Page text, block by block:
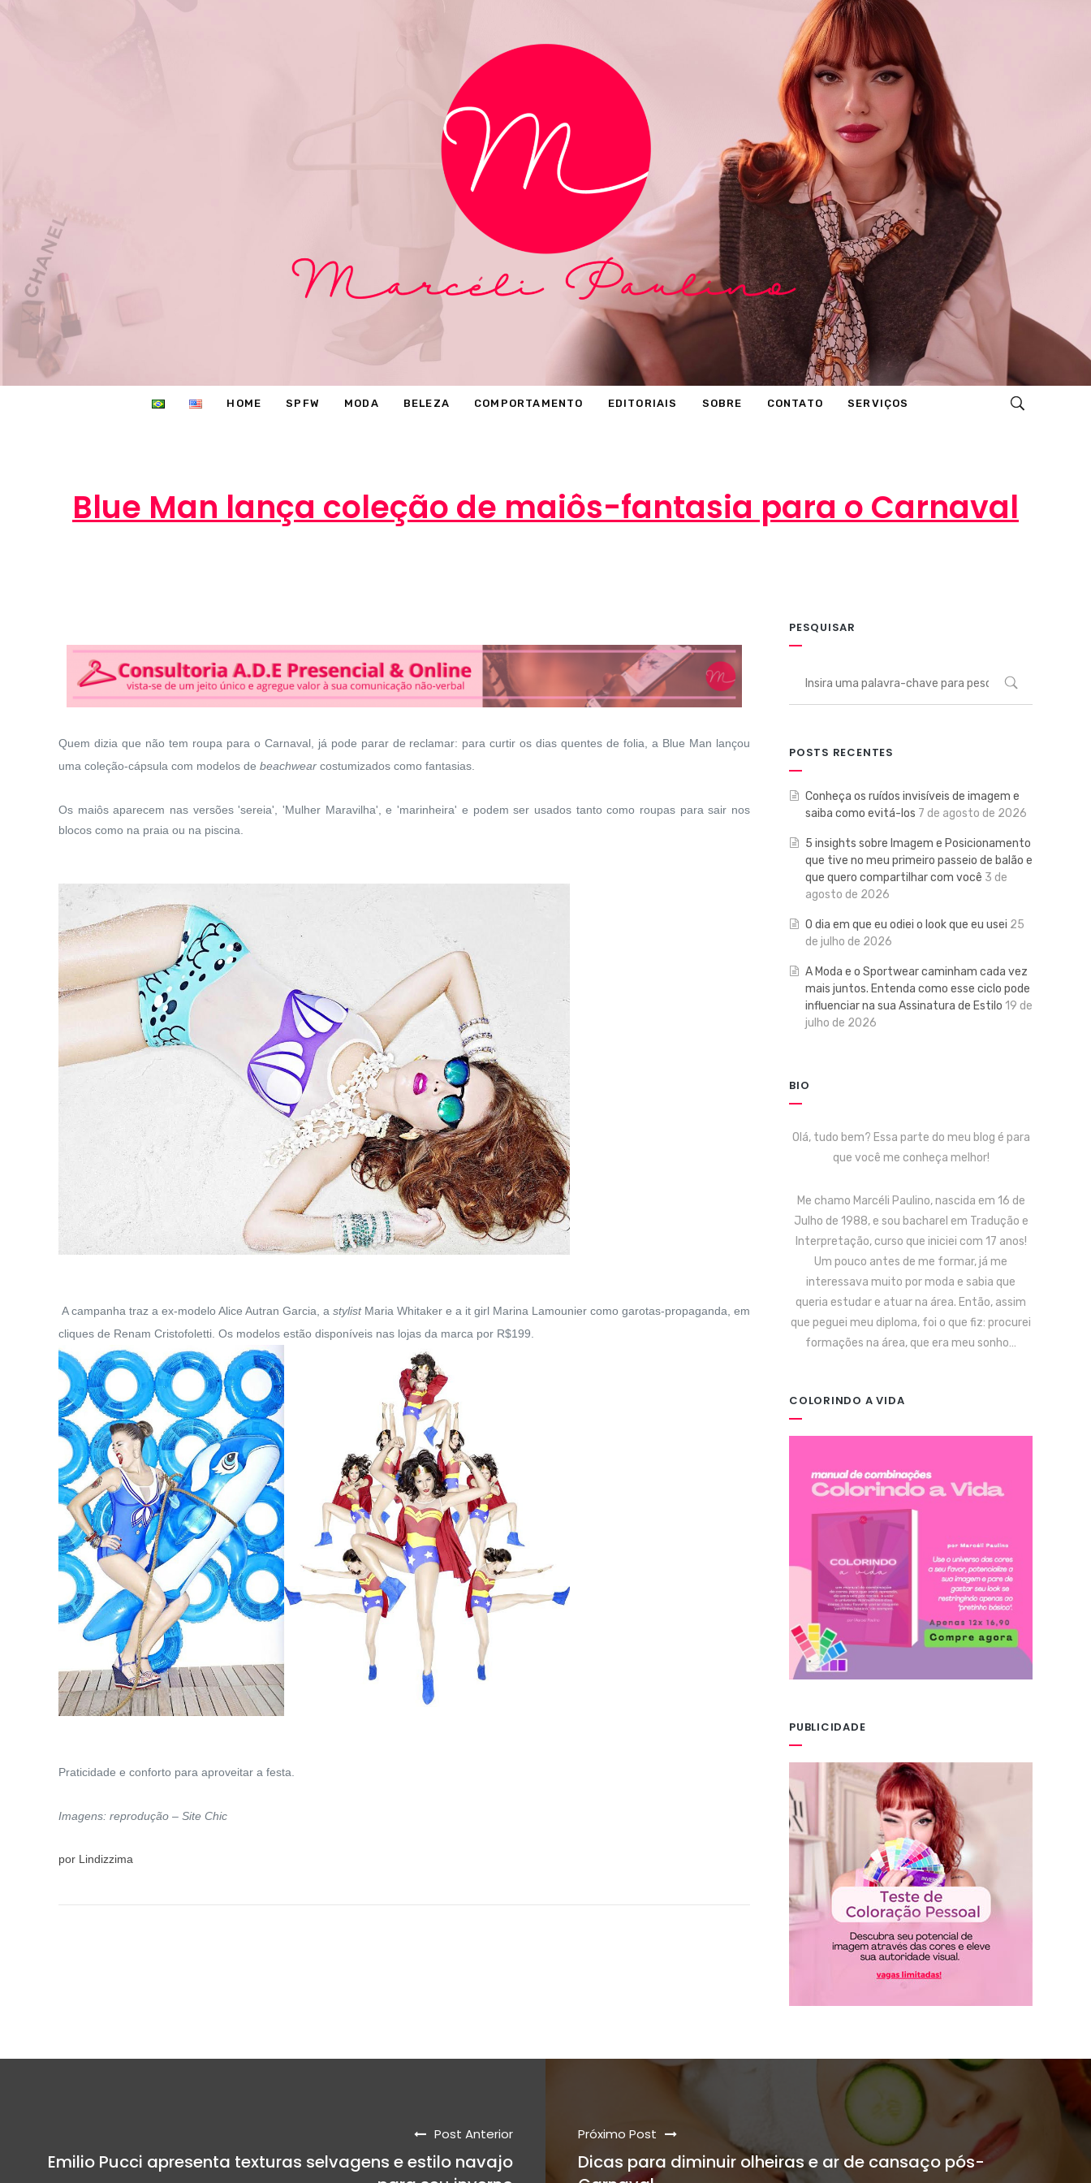
HOME SPFW MODA BELEZA COMPORTAMENTO EDITORIAIS SOBRE CONTATO SERVIÇOS
Blue Man lança coleção de maiôs-fantasia para o Carnaval
Quem dizia que não tem roupa para o Carnaval, já pode parar de reclamar: para curtir os dias quentes de folia, a Blue Man lançou
uma coleção-cápsula com modelos de beachwear costumizados como fantasias.
Os maiôs aparecem nas versões 'sereia', 'Mulher Maravilha', e 'marinheira' e podem ser usados tanto como roupas para sair nos
blocos como na praia ou na piscina.
A campanha traz a ex-modelo Alice Autran Garcia, a stylistMaria Whitaker e a it girl Marina Lamounier como garotas-propaganda, em
cliques de Renam Cristofoletti. Os modelos estão disponíveis nas lojas da marca por R$199.
Praticidade e conforto para aproveitar a festa.
Imagens: reprodução – Site Chic
por Lindizzima
PESQUISAR
POSTS RECENTES
Conheça os ruídos invisíveis de imagem e
saiba como evitá-los 7 de agosto de 2026
5 insights sobre Imagem e Posicionamento
que tive no meu primeiro passeio de balão e
que quero compartilhar com você 3 de
agosto de 2026
O dia em que eu odiei o look que eu usei 25
de julho de 2026
A Moda e o Sportwear caminham cada vez
mais juntos. Entenda como esse ciclo pode
influenciar na sua Assinatura de Estilo 19 de
julho de 2026
BIO
Olá, tudo bem? Essa parte do meu blog é para
que você me conheça melhor!
Me chamo Marcéli Paulino, nascida em 16 de
Julho de 1988, e sou bacharel em Tradução e
Interpretação, curso que iniciei com 17 anos!
Um pouco antes de me formar, já me
interessava muito por moda e sabia que
queria estudar e atuar na área. Então, assim
que peguei meu diploma, foi o que fiz: procurei
formações na área, que era meu sonho…
COLORINDO A VIDA
PUBLICIDADE
Post Anterior
Emilio Pucci apresenta texturas selvagens e estilo navajo
Próximo Post
Dicas para diminuir olheiras e ar de cansaço pós-